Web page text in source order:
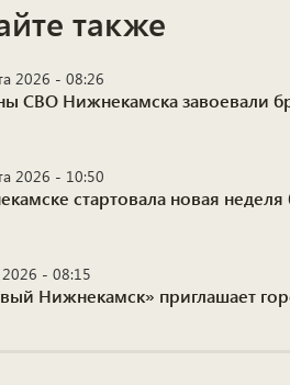
также
2026 - 08:26
СВО Нижнекамска завоевали
2026 - 10:50
стартовала новая
- 08:15
Нижнекамск» приглашает